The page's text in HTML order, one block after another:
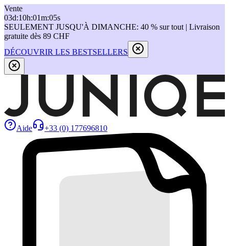
Vente
03d:10h:01m:05s
SEULEMENT JUSQU'À DIMANCHE: 40 % sur tout | Livraison
gratuite dès 89 CHF
DÉCOUVRIR LES BESTSELLERS
Aide +33 (0) 177696810